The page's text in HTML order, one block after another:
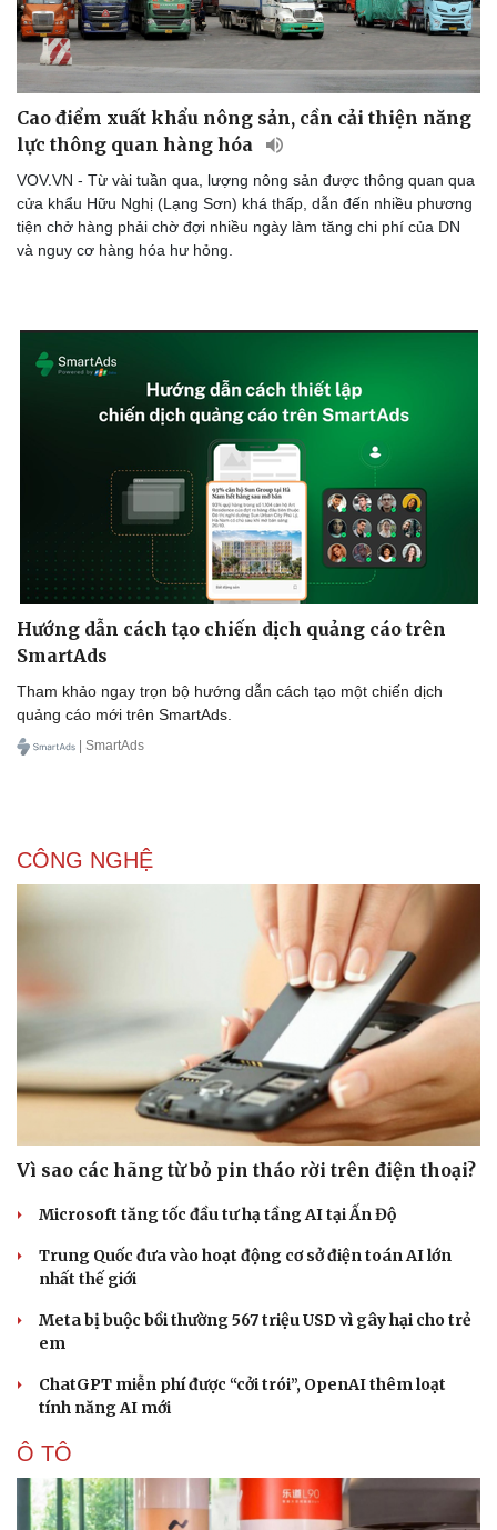
Vì cộng đồng
Cao điểm xuất khẩu nông sản, cần cải thiện năng
lực thông quan hàng hóa
VOV.VN - Từ vài tuần qua, lượng nông sản được thông quan qua
cửa khẩu Hữu Nghị (Lạng Sơn) khá thấp, dẫn đến nhiều phương
tiện chở hàng phải chờ đợi nhiều ngày làm tăng chi phí của DN
và nguy cơ hàng hóa hư hỏng.
Hướng dẫn cách tạo chiến dịch quảng cáo trên
SmartAds
Tham khảo ngay trọn bộ hướng dẫn cách tạo một chiến dịch
quảng cáo mới trên SmartAds.
| SmartAds
CÔNG NGHỆ
Vì sao các hãng từ bỏ pin tháo rời trên điện thoại?
Microsoft tăng tốc đầu tư hạ tầng AI tại Ấn Độ
Trung Quốc đưa vào hoạt động cơ sở điện toán AI lớn
nhất thế giới
Meta bị buộc bồi thường 567 triệu USD vì gây hại cho trẻ
em
ChatGPT miễn phí được “cởi trói”, OpenAI thêm loạt
tính năng AI mới
Ô TÔ